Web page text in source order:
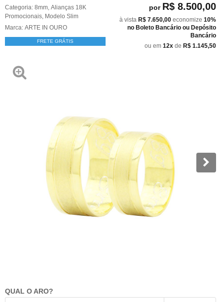
Categoria: 8mm Alianças 18K
Promocionais Modelo Slim
Marca: ARTE IN OURO
FRETE GRÁTIS
por R$ 8.500,00
à vista R$ 7.650,00 economize 10%
no Boleto Bancário ou Depósito
Bancário
ou em 12x de R$ 1.145,50
QUAL O ARO?